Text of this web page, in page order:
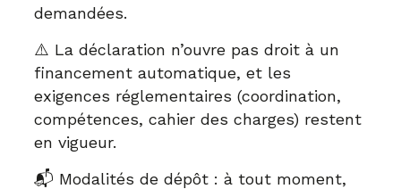
demandées.
⚠️ La déclaration n’ouvre pas droit à un
financement automatique, et les
exigences réglementaires (coordination,
compétences, cahier des charges) restent
en vigueur.
📬 Modalités de dépôt : à tout moment,